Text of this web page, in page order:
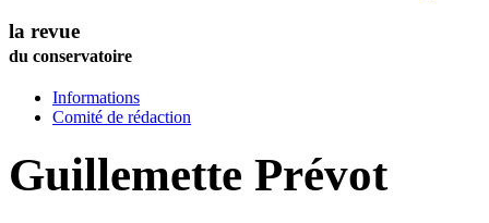
la revue
du conservatoire
Informations
Comité de rédaction
Guillemette Prévot